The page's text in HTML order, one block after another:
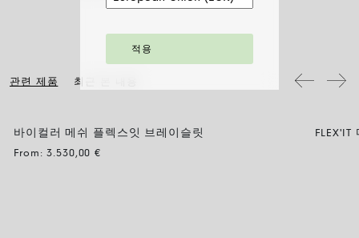
적용
주문 상품 수령 후 14영업일 이내에 구매한 주얼리의 반품을 요청하실
나 화장품과의 접촉을 피하시고, 취침 전이나 운동 전에는 귀걸이, 목걸
세척 방법이 필요하지 않습니다. 부드러운 마른 천으로 표면을 닦아주시
기만 하면 됩니다. 다이아몬드 주얼리는 물과 순한 비누로 세척한 후 헹
관련 제품 최근 본 내용
바이컬러 메쉬 플렉스잇 브레이슬릿
From:3.530,00€